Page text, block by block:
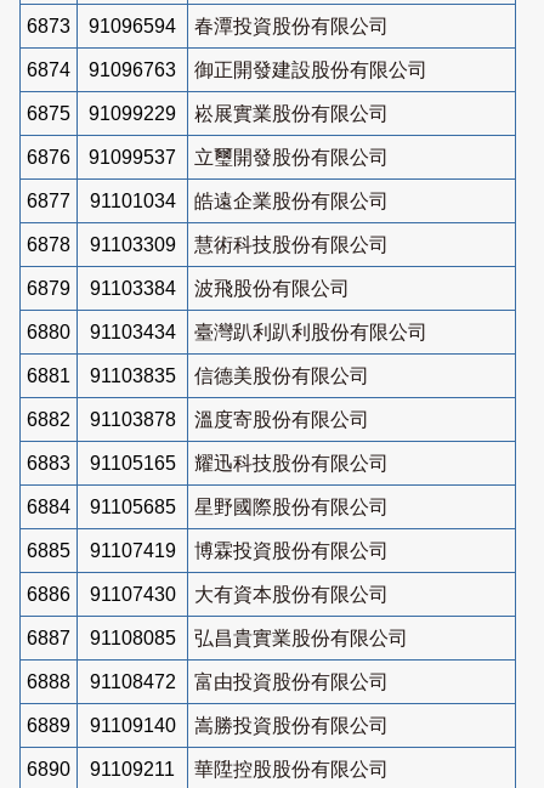
6873 91096594 春潭投資股份有限公司
6874 91096763 御正開發建設股份有限公司
6875 91099229 崧展實業股份有限公司
6876 91099537 立璽開發股份有限公司
6877 91101034 皓遠企業股份有限公司
6878 91103309 慧術科技股份有限公司
6879 91103384 波飛股份有限公司
6880 91103434 臺灣趴利趴利股份有限公司
6881 91103835 信德美股份有限公司
6882 91103878 溫度寄股份有限公司
6883 91105165 耀迅科技股份有限公司
6884 91105685 星野國際股份有限公司
6885 91107419 博霖投資股份有限公司
6886 91107430 大有資本股份有限公司
6887 91108085 弘昌貴實業股份有限公司
6888 91108472 富由投資股份有限公司
6889 91109140 嵩勝投資股份有限公司
6890 91109211 華陞控股股份有限公司